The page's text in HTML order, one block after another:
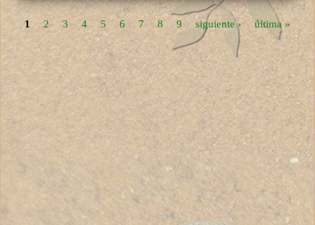
Páginas
1 2 3 4 5 6 7 8 9 siguiente › última »